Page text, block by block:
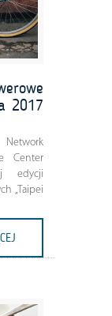
2017
Center
edycji
„Taipei